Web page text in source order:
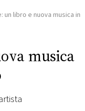
un libro e nuova musica in
musica